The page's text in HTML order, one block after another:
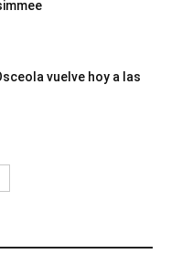
vuelve hoy a las